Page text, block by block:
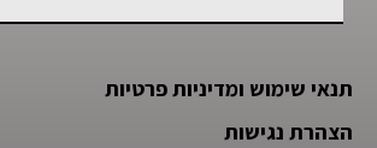
תנאי שימוש ומדיניות פרטיות
הצהרת נגישות